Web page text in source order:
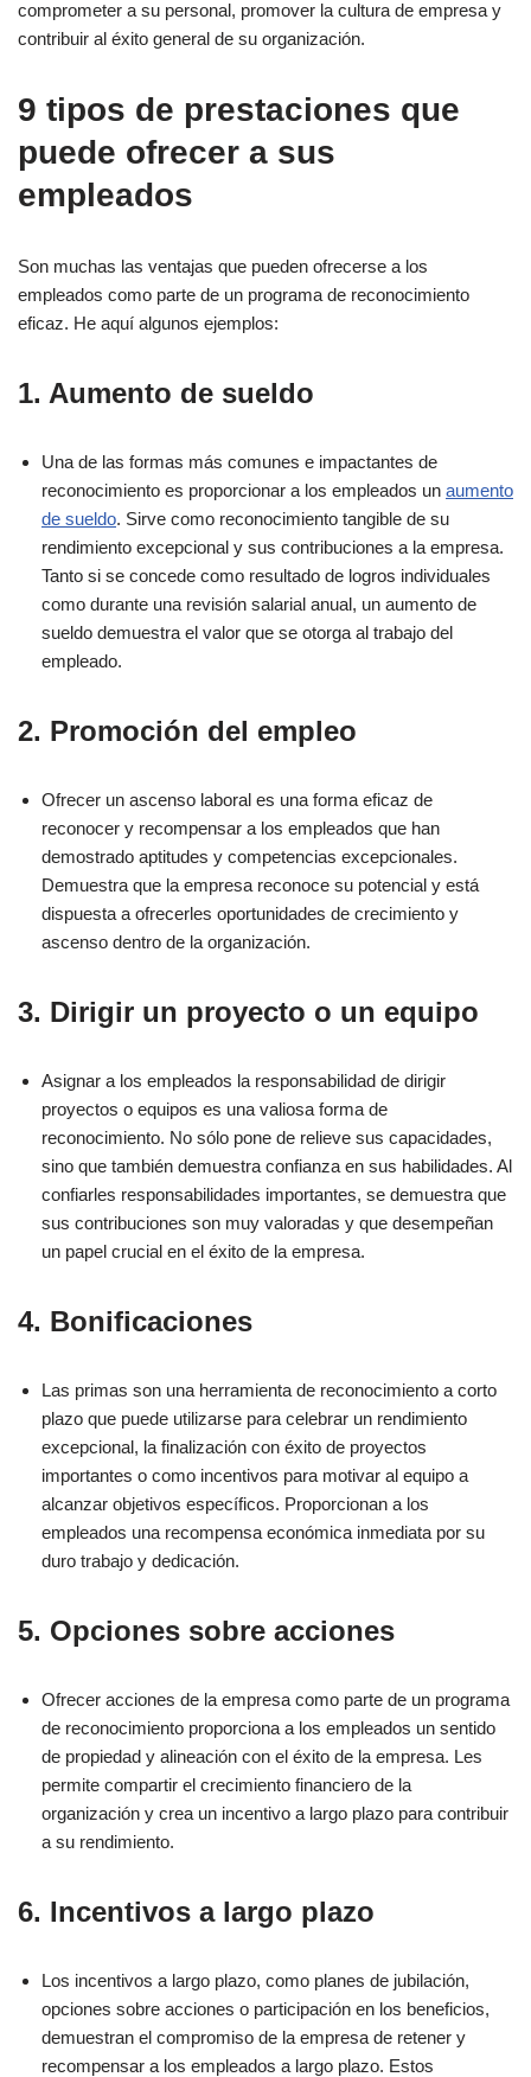
comprometer a su personal, promover la cultura de empresa y
contribuir al éxito general de su organización.
9 tipos de prestaciones que
puede ofrecer a sus
empleados
Son muchas las ventajas que pueden ofrecerse a los
empleados como parte de un programa de reconocimiento
eficaz. He aquí algunos ejemplos:
1. Aumento de sueldo
Una de las formas más comunes e impactantes de
reconocimiento es proporcionar a los empleados un aumento
de sueldo. Sirve como reconocimiento tangible de su
rendimiento excepcional y sus contribuciones a la empresa.
Tanto si se concede como resultado de logros individuales
como durante una revisión salarial anual, un aumento de
sueldo demuestra el valor que se otorga al trabajo del
empleado.
2. Promoción del empleo
Ofrecer un ascenso laboral es una forma eficaz de
reconocer y recompensar a los empleados que han
demostrado aptitudes y competencias excepcionales.
Demuestra que la empresa reconoce su potencial y está
dispuesta a ofrecerles oportunidades de crecimiento y
ascenso dentro de la organización.
3. Dirigir un proyecto o un equipo
Asignar a los empleados la responsabilidad de dirigir
proyectos o equipos es una valiosa forma de
reconocimiento. No sólo pone de relieve sus capacidades,
sino que también demuestra confianza en sus habilidades. Al
confiarles responsabilidades importantes, se demuestra que
sus contribuciones son muy valoradas y que desempeñan
un papel crucial en el éxito de la empresa.
4. Bonificaciones
Las primas son una herramienta de reconocimiento a corto
plazo que puede utilizarse para celebrar un rendimiento
excepcional, la finalización con éxito de proyectos
importantes o como incentivos para motivar al equipo a
alcanzar objetivos específicos. Proporcionan a los
empleados una recompensa económica inmediata por su
duro trabajo y dedicación.
5. Opciones sobre acciones
Ofrecer acciones de la empresa como parte de un programa
de reconocimiento proporciona a los empleados un sentido
de propiedad y alineación con el éxito de la empresa. Les
permite compartir el crecimiento financiero de la
organización y crea un incentivo a largo plazo para contribuir
a su rendimiento.
6. Incentivos a largo plazo
Los incentivos a largo plazo, como planes de jubilación,
opciones sobre acciones o participación en los beneficios,
demuestran el compromiso de la empresa de retener y
recompensar a los empleados a largo plazo. Estos